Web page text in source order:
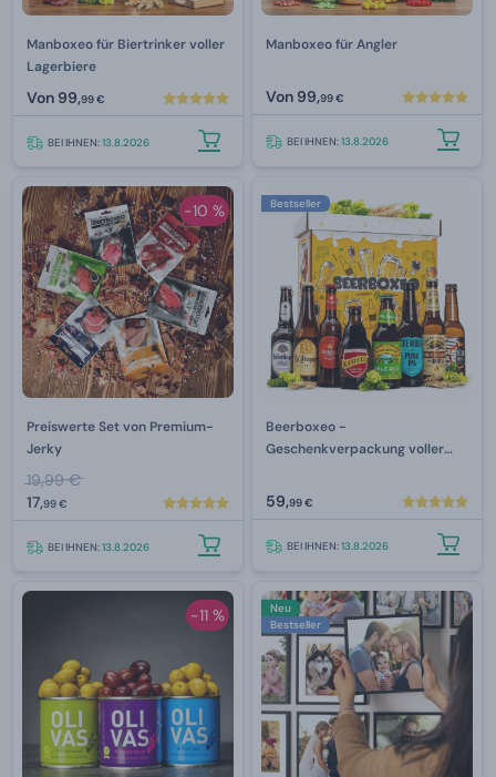
Manboxeo für Biertrinker voller
Lagerbiere
Von 99,99 €
BEI IHNEN:13.8.2026
Manboxeo für Angler
Von 99,99 €
BEI IHNEN:13.8.2026
-10 %
Preiswerte Set von Premium-
Jerky
19,99 €
17,99 €
BEI IHNEN:13.8.2026
Bestseller
Beerboxeo -
Geschenkverpackung voller
59,99 €
BEI IHNEN:13.8.2026
-11 %
Neu
Bestseller